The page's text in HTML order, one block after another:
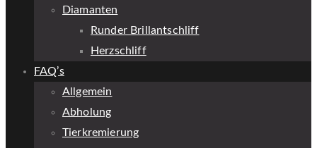
Diamanten
Runder Brillantschliff
Herzschliff
FAQ’s
Allgemein
Abholung
Tierkremierung